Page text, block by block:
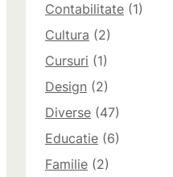
Contabilitate (1)
Cultura (2)
Cursuri (1)
Design (2)
Diverse (47)
Educatie (6)
Familie (2)